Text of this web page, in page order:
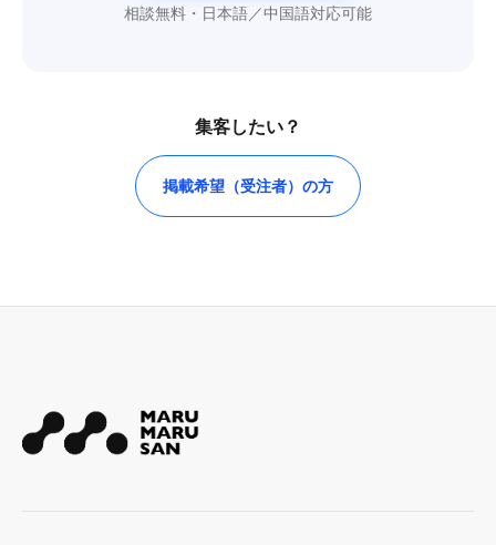
相談無料・日本語／中国語対応可能
集客したい？
掲載希望（受注者）の方